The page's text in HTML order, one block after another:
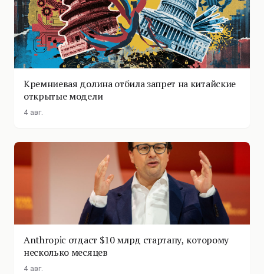
Кремниевая долина отбила запрет на китайские
открытые модели
4 авг.
Anthropic отдаст $10 млрд стартапу, которому
несколько месяцев
4 авг.